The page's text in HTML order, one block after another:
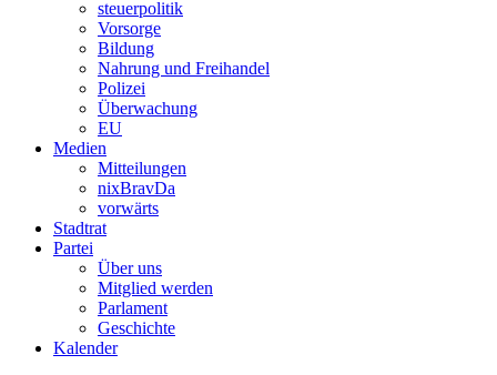
steuerpolitik
Vorsorge
Bildung
Nahrung und Freihandel
Polizei
Überwachung
EU
Medien
Mitteilungen
nixBravDa
vorwärts
Stadtrat
Partei
Über uns
Mitglied werden
Parlament
Geschichte
Kalender